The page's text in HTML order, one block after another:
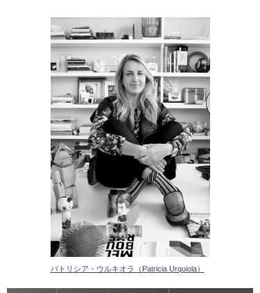
パトリシア・ウルキオラ（Patricia Urquiola）